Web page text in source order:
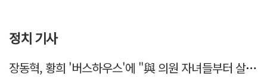
정치 기사
장동혁, 황희 '버스하우스'에 "與 의원 자녀들부터 살아보면 어떨까?"